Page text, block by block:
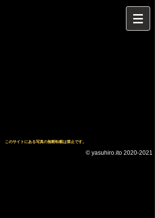
このサイトにある写真の無断転載は禁止です。
© yasuhiro.ito 2020-2021